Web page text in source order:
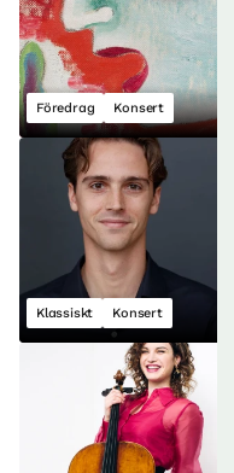
Föredrag Konsert
Klassiskt Konsert